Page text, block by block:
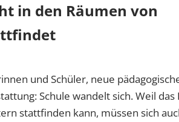
in den Räumen von
und Schüler, neue
Schule wandelt sich. Weil
stattfinden kann, müssen sich